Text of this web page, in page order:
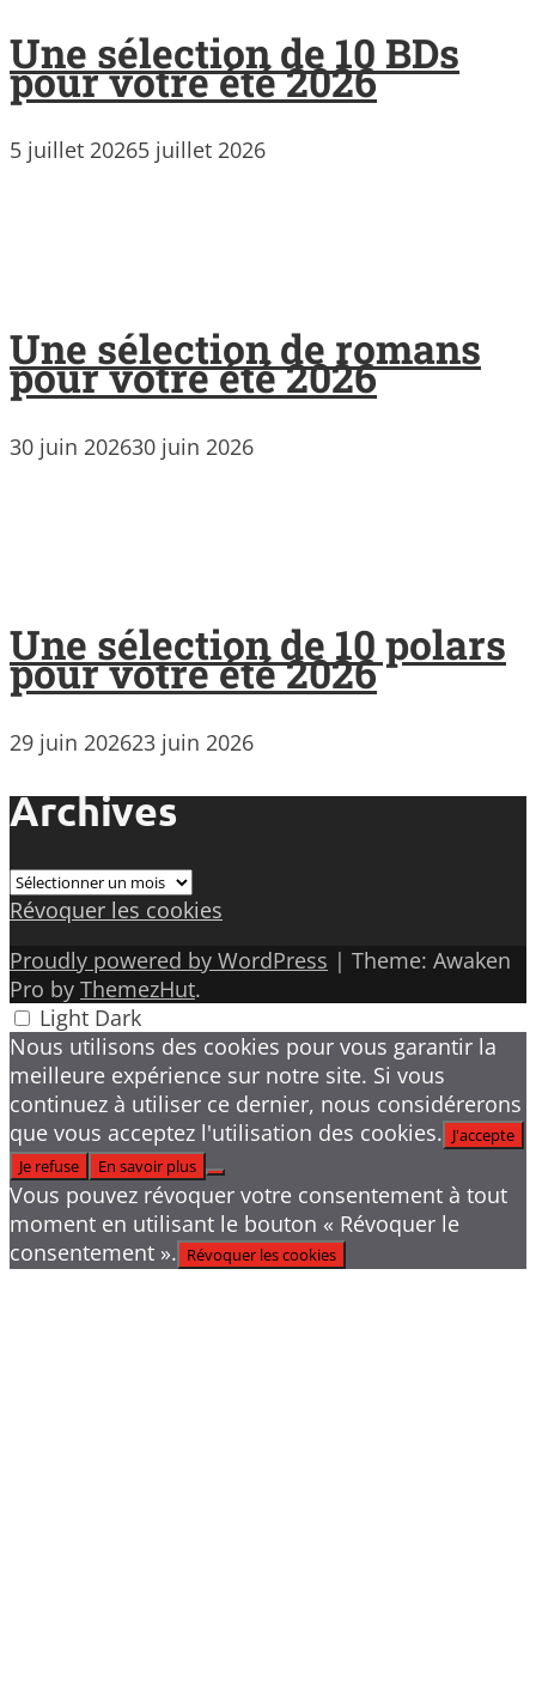
Une sélection de 10 BDs
pour votre été 2026
5 juillet 20265 juillet 2026
Une sélection de romans
pour votre été 2026
30 juin 202630 juin 2026
Une sélection de 10 polars
pour votre été 2026
29 juin 202623 juin 2026
Archives
Archives
Révoquer les cookies
Proudly powered by WordPress | Theme: Awaken
Pro by ThemezHut.
Light Dark
Nous utilisons des cookies pour vous garantir la
meilleure expérience sur notre site. Si vous
continuez à utiliser ce dernier, nous considérerons
que vous acceptez l'utilisation des cookies. J'accepte
Je refuse
En savoir plus
Vous pouvez révoquer votre consentement à tout
moment en utilisant le bouton « Révoquer le
consentement ». Révoquer les cookies